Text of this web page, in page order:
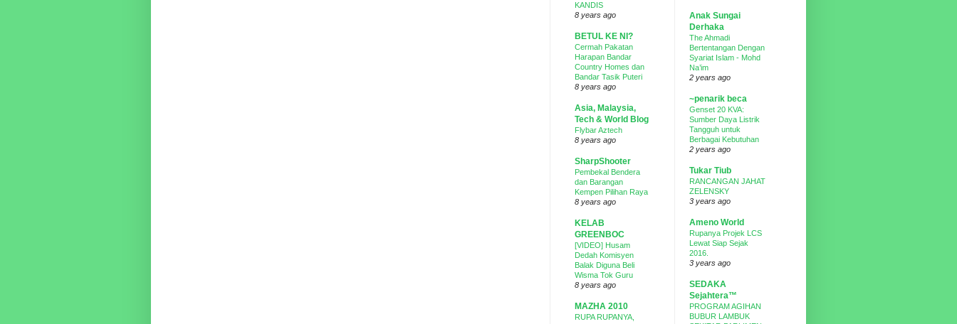
KANDIS
8 years ago
BETUL KE NI?
Cermah Pakatan
Harapan Bandar
Country Homes dan
Bandar Tasik Puteri
8 years ago
Asia, Malaysia,
Tech & World Blog
Flybar Aztech
8 years ago
SharpShooter
Pembekal Bendera
dan Barangan
Kempen Pilihan Raya
8 years ago
KELAB
GREENBOC
[VIDEO] Husam
Dedah Komisyen
Balak Diguna Beli
Wisma Tok Guru
8 years ago
MAZHA 2010
RUPA RUPANYA,
Anak Sungai
Derhaka
The Ahmadi
Bertentangan Dengan
Syariat Islam - Mohd
Na’im
2 years ago
~penarik beca
Genset 20 KVA:
Sumber Daya Listrik
Tangguh untuk
Berbagai Kebutuhan
2 years ago
Tukar Tiub
RANCANGAN JAHAT
ZELENSKY
3 years ago
Ameno World
Rupanya Projek LCS
Lewat Siap Sejak
2016.
3 years ago
SEDAKA
Sejahtera™
PROGRAM AGIHAN
BUBUR LAMBUK